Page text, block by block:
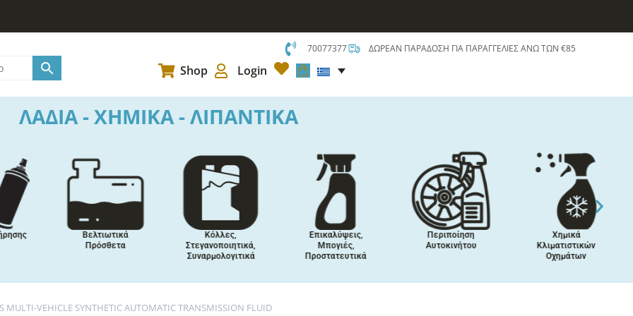
70077377 ΔΩΡΕΑΝ ΠΑΡΑΔΟΣΗ ΓΙΑ ΠΑΡΑΓΓΕΛΙΕΣ ΑΝΩ ΤΩΝ €85
Shop Login Cart
ΛΑΔΙΑ - ΧΗΜΙΚΑ - ΛΙΠΑΝΤΙΚΑ
Βελτιωτικά
Πρόσθετα
Κόλλες,
Στεγανοποιητικά,
Συναρμολογιτικά
Επικαλύψεις,
Μπογιές,
Προστατευτικά
Περιποίηση
Αυτοκινήτου
Χημικά
Κλιματιστικών
Οχημάτων
MULTI-VEHICLE SYNTHETIC AUTOMATIC TRANSMISSION FLUID